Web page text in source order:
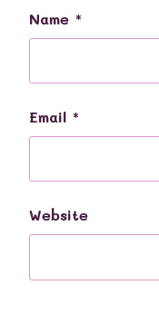
Name *
Email *
Website